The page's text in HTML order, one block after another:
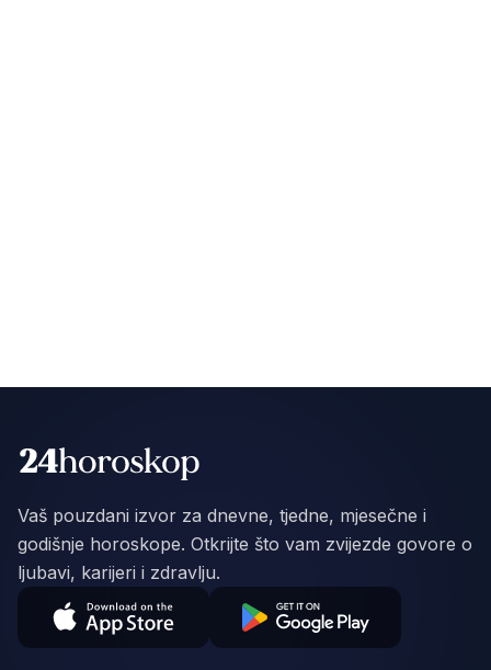
Vaš pouzdani izvor za dnevne, tjedne, mjesečne i
godišnje horoskope. Otkrijte što vam zvijezde govore o
ljubavi, karijeri i zdravlju.